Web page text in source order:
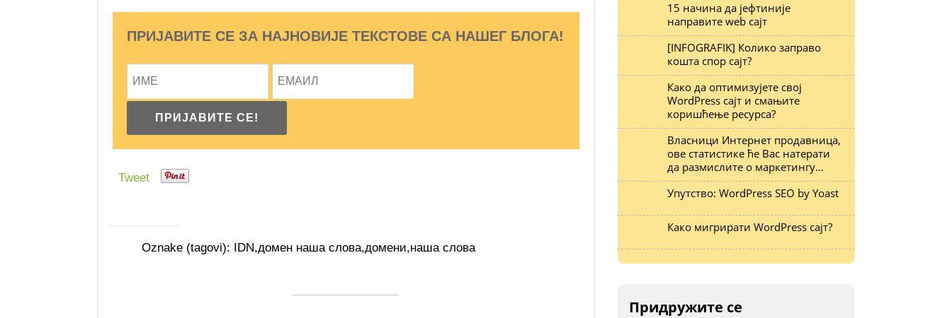
ПРИЈАВИТЕ СЕ ЗА НАЈНОВИЈЕ ТЕКСТОВЕ СА НАШЕГ БЛОГА!
Tweet
Oznake (tagovi): IDN,домен наша слова,домени,наша слова
15 начина да јефтиније
направите web сајт
[INFOGRAFIK] Колико заправо
кошта спор сајт?
Како да оптимизујете свој
WordPress сајт и смањите
коришћење ресурса?
Власници Интернет продавница,
ове статистике ће Вас натерати
да размислите о маркетингу…
Упутство: WordPress SEO by Yoast
Како мигрирати WordPress сајт?
Придружите се